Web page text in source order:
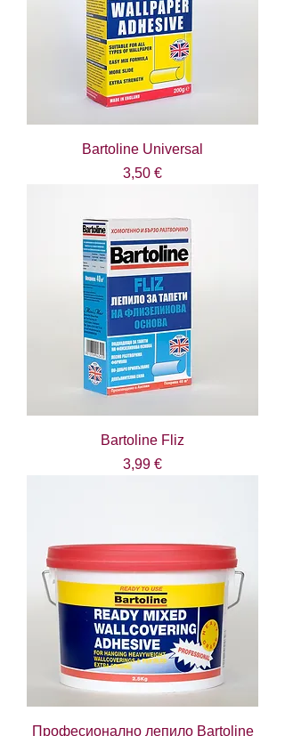
Bartoline Universal
Цена
3,50 €
Bartoline Fliz
Цена
3,99 €
Професионално лепило Bartoline